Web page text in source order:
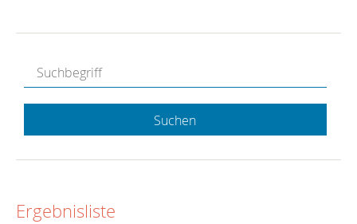
Suchen
Ergebnisliste